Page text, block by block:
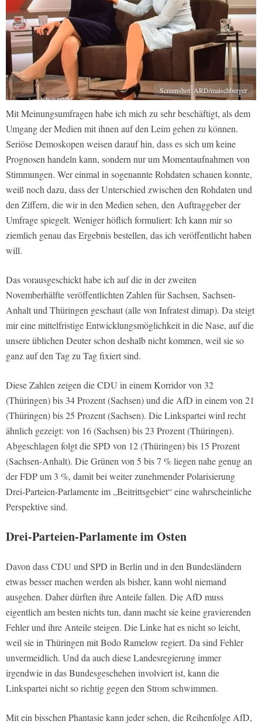
Screenshot: ARD/maischberger
Mit Meinungsumfragen habe ich mich zu sehr beschäftigt, als dem
Umgang der Medien mit ihnen auf den Leim gehen zu können.
Seriöse Demoskopen weisen darauf hin, dass es sich um keine
Prognosen handeln kann, sondern nur um Momentaufnahmen von
Stimmungen. Wer einmal in sogenannte Rohdaten schauen konnte,
weiß noch dazu, dass der Unterschied zwischen den Rohdaten und
den Ziffern, die wir in den Medien sehen, den Auftraggeber der
Umfrage spiegelt. Weniger höflich formuliert: Ich kann mir so
ziemlich genau das Ergebnis bestellen, das ich veröffentlicht haben
will.
Das vorausgeschickt habe ich auf die in der zweiten
Novemberhälfte veröffentlichten Zahlen für Sachsen, Sachsen-
Anhalt und Thüringen geschaut (alle von Infratest dimap). Da steigt
mir eine mittelfristige Entwicklungsmöglichkeit in die Nase, auf die
unsere üblichen Deuter schon deshalb nicht kommen, weil sie so
ganz auf den Tag zu Tag fixiert sind.
Diese Zahlen zeigen die CDU in einem Korridor von 32
(Thüringen) bis 34 Prozent (Sachsen) und die AfD in einem von 21
(Thüringen) bis 25 Prozent (Sachsen). Die Linkspartei wird recht
ähnlich gezeigt: von 16 (Sachsen) bis 23 Prozent (Thüringen).
Abgeschlagen folgt die SPD von 12 (Thüringen) bis 15 Prozent
(Sachsen-Anhalt). Die Grünen von 5 bis 7 % liegen nahe genug an
der FDP um 3 %, damit bei weiter zunehmender Polarisierung
Drei-Parteien-Parlamente im „Beitrittsgebiet“ eine wahrscheinliche
Perspektive sind.
Drei-Parteien-Parlamente im Osten
Davon dass CDU und SPD in Berlin und in den Bundesländern
etwas besser machen werden als bisher, kann wohl niemand
ausgehen. Daher dürften ihre Anteile fallen. Die AfD muss
eigentlich am besten nichts tun, dann macht sie keine gravierenden
Fehler und ihre Anteile steigen. Die Linke hat es nicht so leicht,
weil sie in Thüringen mit Bodo Ramelow regiert. Da sind Fehler
unvermeidlich. Und da auch diese Landesregierung immer
irgendwie in das Bundesgeschehen involviert ist, kann die
Linkspartei nicht so richtig gegen den Strom schwimmen.
Mit ein bisschen Phantasie kann jeder sehen, die Reihenfolge AfD,